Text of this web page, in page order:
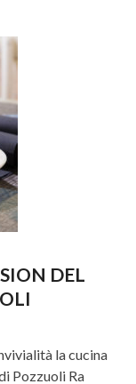
DEL
la cucina
Pozzuoli Ra